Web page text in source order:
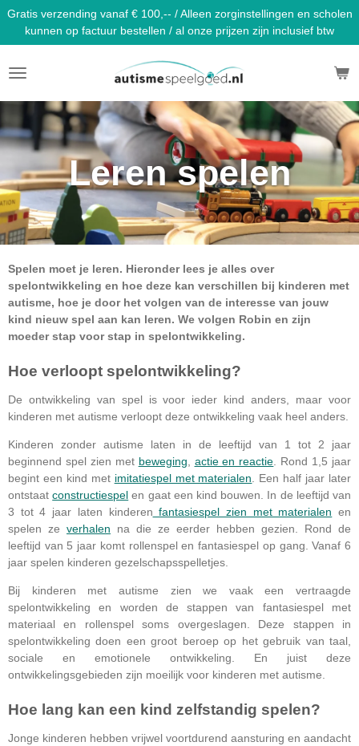
Ga
direct
naar
de
hoofdinhoud
Gratis verzending vanaf € 100,-- / Alleen zorginstellingen en scholen
kunnen op factuur bestellen / al onze prijzen zijn inclusief btw
Leren spelen
Spelen moet je leren. Hieronder lees je alles over
spelontwikkeling en hoe deze kan verschillen bij kinderen met
autisme, hoe je door het volgen van de interesse van jouw
kind nieuw spel aan kan leren. We volgen Robin en zijn
moeder stap voor stap in spelontwikkeling.
Hoe verloopt spelontwikkeling?
De ontwikkeling van spel is voor ieder kind anders, maar voor
kinderen met autisme verloopt deze ontwikkeling vaak heel anders.
Kinderen zonder autisme laten in de leeftijd van 1 tot 2 jaar
beginnend spel zien met beweging actie en reactie . Rond 1,5 jaar
begint een kind met imitatiespel met materialen . Een half jaar later
ontstaatconstructiespel en gaat een kind bouwen. In de leeftijd van
3 tot 4 jaar laten kinderen fantasiespel zien met materialen en
spelen ze verhalen na die ze eerder hebben gezien. Rond de
leeftijd van 5 jaar komt rollenspel en fantasiespel op gang. Vanaf 6
jaar spelen kinderen gezelschapsspelletjes.
Bij kinderen met autisme zien we vaak een vertraagde
spelontwikkeling en worden de stappen van fantasiespel met
materiaal en rollenspel soms overgeslagen. Deze stappen in
spelontwikkeling doen een groot beroep op het gebruik van taal,
sociale en emotionele ontwikkeling. En juist deze
ontwikkelingsgebieden zijn moeilijk voor kinderen met autisme.
Hoe lang kan een kind zelfstandig spelen?
Jonge kinderen hebben vrijwel voortdurend aansturing en aandacht